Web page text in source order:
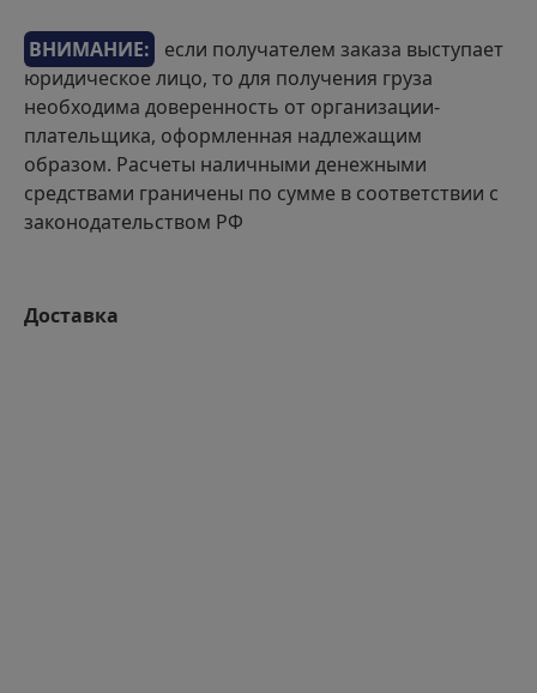
ВНИМАНИЕ:
если получателем заказа выступает
юридическое лицо, то для получения груза
необходима доверенность от организации-
плательщика, оформленная надлежащим
образом. Расчеты наличными денежными
средствами граничены по сумме в соответствии с
законодательством РФ
Доставка